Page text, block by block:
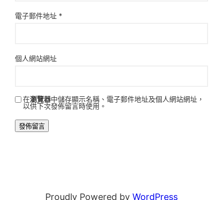
電子郵件地址 *
個人網站網址
在瀏覽器中儲存顯示名稱、電子郵件地址及個人網站網址，
以供下次發佈留言時使用。
Proudly Powered by WordPress